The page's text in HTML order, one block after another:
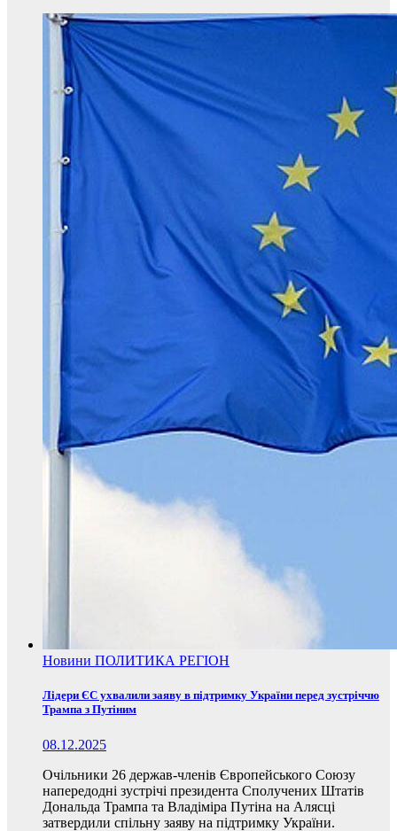
Новини ПОЛИТИКА РЕГІОН
Лідери ЄС ухвалили заяву в підтримку України перед зустріччю
Трампа з Путіним
08.12.2025
Очільники 26 держав-членів Європейського Союзу
напередодні зустрічі президента Сполучених Штатів
Дональда Трампа та Владіміра Путіна на Алясці
затвердили спільну заяву на підтримку України.